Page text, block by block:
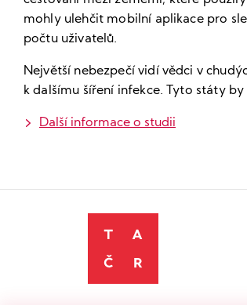
mohly ulehčit mobilní aplikace pro
počtu uživatelů.
Největší nebezpečí vidí vědci v
k dalšímu šíření infekce. Tyto státy
Další informace o studii